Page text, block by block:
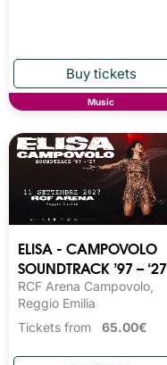
Music
ELISA - CAMPOVOLO
SOUNDTRACK ’97 – ‘27
RCF Arena Campovolo,
Reggio Emilia
Tickets from 65.00€